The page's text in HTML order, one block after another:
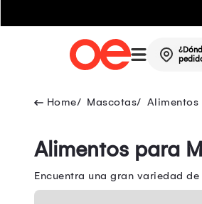
Mascotas Alimentos
Alimentos para
Encuentra una gran variedad